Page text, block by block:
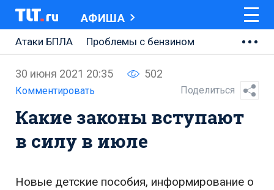
АФИША
Атаки БПЛА
Проблемы с бензином
Ремонт Центральной площади
Ремонт Обводного шоссе
Набережная Тольятти
30 июня 2021 20:35 502
Комментировать Поделиться
Какие законы вступают
в силу в июле
Новые детские пособия, информирование о